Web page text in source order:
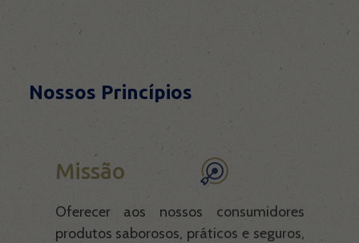
Nossos Princípios
Missão
Oferecer aos nossos consumidores
produtos saborosos, práticos e seguros,